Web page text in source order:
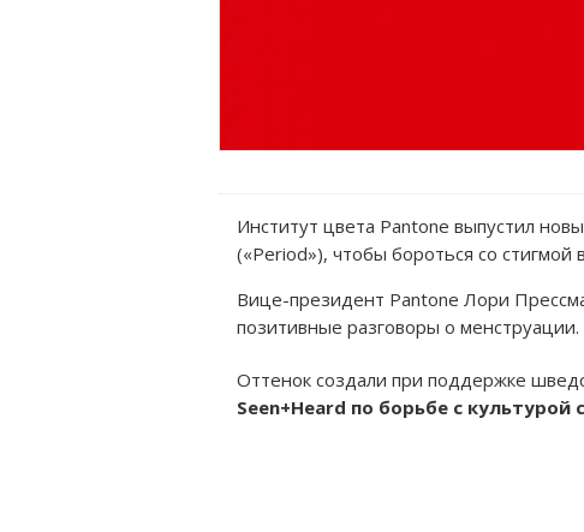
Институт цвета Pantone выпустил
(«Period»), чтобы бороться со стигмой
Вице-президент Pantone Лори
позитивные разговоры о менструации.
Оттенок создали при поддержке
Seen+Heard по борьбе с